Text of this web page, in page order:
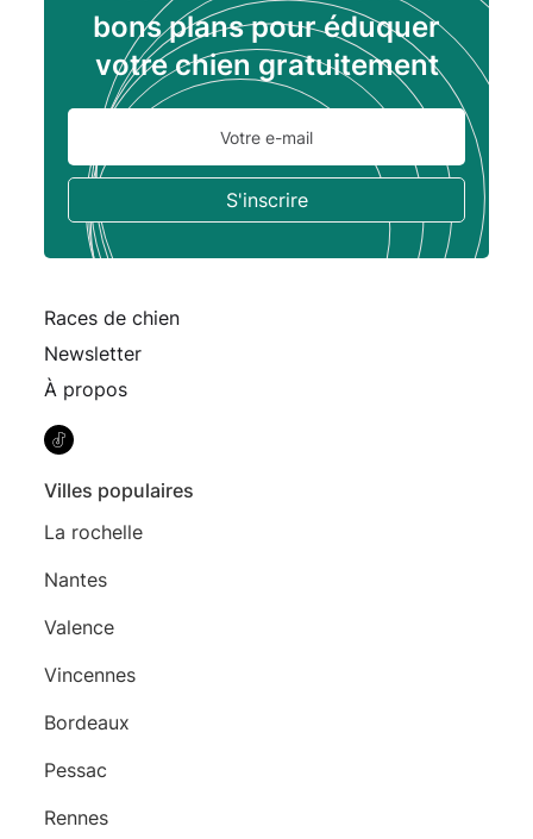
bons plans pour éduquer
votre chien gratuitement
Races de chien
Newsletter
À propos
Villes populaires
La rochelle
Nantes
Valence
Vincennes
Bordeaux
Pessac
Rennes